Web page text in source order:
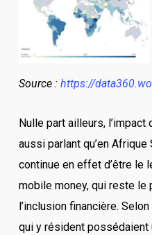
Source : https://
Nulle part ailleurs, l’impact
aussi parlant qu’en
continue en effet d’être le
mobile money, qui reste le
l’inclusion financière.
qui y résident possédaient